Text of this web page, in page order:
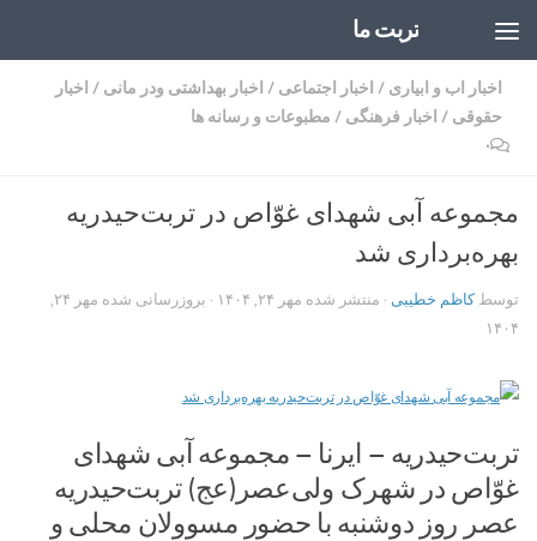
تربت ما
اخبار اب و ابیاری / اخبار اجتماعی / اخبار بهداشتی ودر مانی / اخبار
حقوقی / اخبار فرهنگی / مطبوعات و رسانه ها
۰
مجموعه آبی شهدای غوّاص در تربت‌حیدریه
بهره‌برداری شد
توسطکاظم خطیبی · منتشر شده مهر ۲۴, ۱۴۰۴ · بروزرسانی شده
مهر ۲۴,
۱۴۰۴
تربت‌حیدریه – ایرنا – مجموعه آبی شهدای
غوّاص در شهرک ولی‌عصر(عج) تربت‌حیدریه
عصر روز دوشنبه با حضور مسوولان محلی و